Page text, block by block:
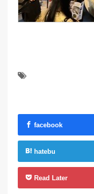
facebook
hatebu
Read Later